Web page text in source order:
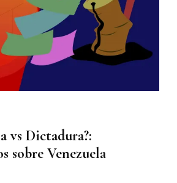
vs Dictadura?:
sobre Venezuela